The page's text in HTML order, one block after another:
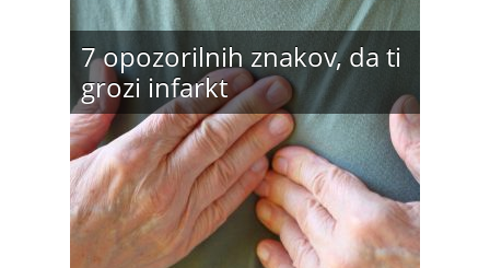
7 opozorilnih znakov, da ti
grozi infarkt